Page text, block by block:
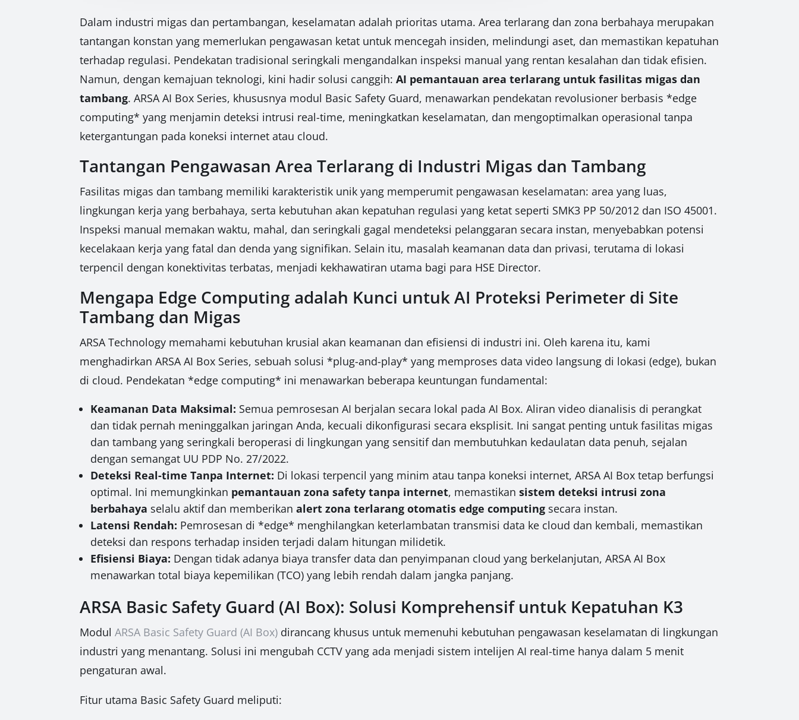
Dalam industri migas dan pertambangan, keselamatan adalah prioritas utama. Area terlarang dan zona berbahaya merupakan
tantangan konstan yang memerlukan pengawasan ketat untuk mencegah insiden, melindungi aset, dan memastikan kepatuhan
terhadap regulasi. Pendekatan tradisional seringkali mengandalkan inspeksi manual yang rentan kesalahan dan tidak efisien.
Namun, dengan kemajuan teknologi, kini hadir solusi canggih:AI pemantauan area terlarang untuk fasilitas migas dan
tambang. ARSA AI Box Series, khususnya modul Basic Safety Guard, menawarkan pendekatan revolusioner berbasis *edge
computing* yang menjamin deteksi intrusi real-time, meningkatkan keselamatan, dan mengoptimalkan operasional tanpa
ketergantungan pada koneksi internet atau cloud.
Tantangan Pengawasan Area Terlarang di Industri Migas dan Tambang
Fasilitas migas dan tambang memiliki karakteristik unik yang memperumit pengawasan keselamatan: area yang luas,
lingkungan kerja yang berbahaya, serta kebutuhan akan kepatuhan regulasi yang ketat seperti SMK3 PP 50/2012 dan ISO 45001.
Inspeksi manual memakan waktu, mahal, dan seringkali gagal mendeteksi pelanggaran secara instan, menyebabkan potensi
kecelakaan kerja yang fatal dan denda yang signifikan. Selain itu, masalah keamanan data dan privasi, terutama di lokasi
terpencil dengan konektivitas terbatas, menjadi kekhawatiran utama bagi para HSE Director.
Mengapa Edge Computing adalah Kunci untuk AI Proteksi Perimeter di Site
Tambang dan Migas
ARSA Technology memahami kebutuhan krusial akan keamanan dan efisiensi di industri ini. Oleh karena itu, kami
menghadirkan ARSA AI Box Series, sebuah solusi *plug-and-play* yang memproses data video langsung di lokasi (edge), bukan
di cloud. Pendekatan *edge computing* ini menawarkan beberapa keuntungan fundamental:
Keamanan Data Maksimal: Semua pemrosesan AI berjalan secara lokal pada AI Box. Aliran video dianalisis di perangkat
dan tidak pernah meninggalkan jaringan Anda, kecuali dikonfigurasi secara eksplisit. Ini sangat penting untuk fasilitas migas
dan tambang yang seringkali beroperasi di lingkungan yang sensitif dan membutuhkan kedaulatan data penuh, sejalan
dengan semangat UU PDP No. 27/2022.
Deteksi Real-time Tanpa Internet: Di lokasi terpencil yang minim atau tanpa koneksi internet, ARSA AI Box tetap berfungsi
optimal. Ini memungkinkan pemantauan zona safety tanpa internet, memastikansistem deteksi intrusi zona
berbahaya selalu aktif dan memberikanalert zona terlarang otomatis edge computing secara instan.
Latensi Rendah: Pemrosesan di *edge* menghilangkan keterlambatan transmisi data ke cloud dan kembali, memastikan
deteksi dan respons terhadap insiden terjadi dalam hitungan milidetik.
Efisiensi Biaya: Dengan tidak adanya biaya transfer data dan penyimpanan cloud yang berkelanjutan, ARSA AI Box
menawarkan total biaya kepemilikan (TCO) yang lebih rendah dalam jangka panjang.
ARSA Basic Safety Guard (AI Box): Solusi Komprehensif untuk Kepatuhan K3
ModulARSA Basic Safety Guard (AI Box) dirancang khusus untuk memenuhi kebutuhan pengawasan keselamatan di lingkungan
industri yang menantang. Solusi ini mengubah CCTV yang ada menjadi sistem intelijen AI real-time hanya dalam 5 menit
pengaturan awal.
Fitur utama Basic Safety Guard meliputi: